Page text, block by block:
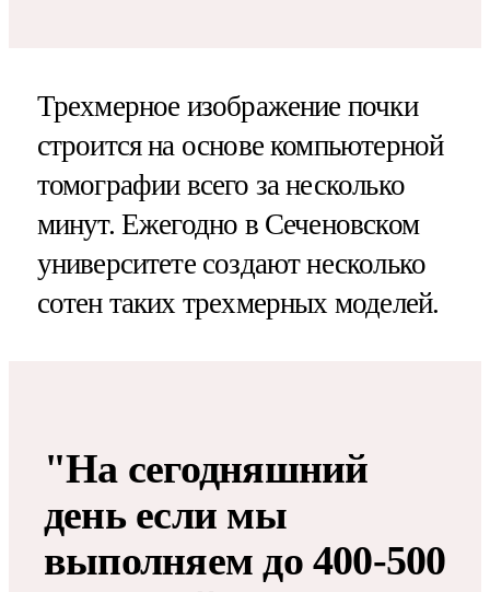
Трехмерное изображение почки
строится на основе компьютерной
томографии всего за несколько
минут. Ежегодно в Сеченовском
университете создают несколько
сотен таких трехмерных моделей.
"На сегодняшний
день если мы
выполняем до 400-500